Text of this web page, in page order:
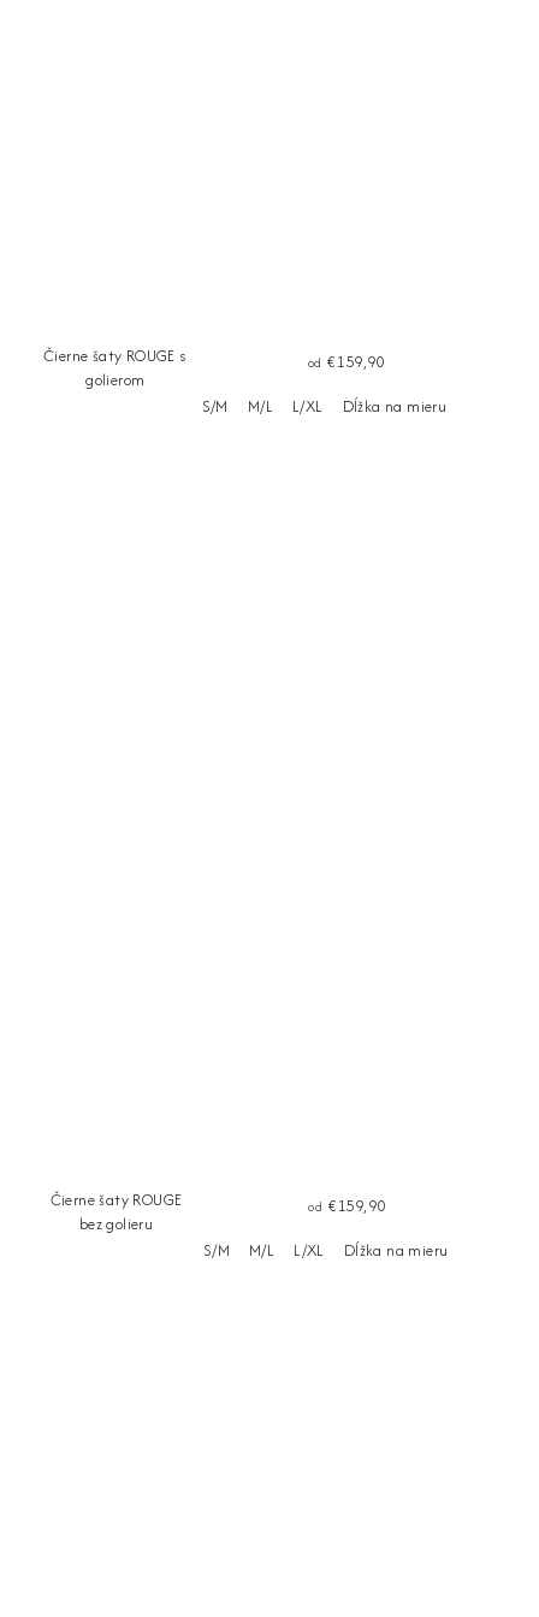
Čierne šaty ROUGE s
golierom
od €159,90
S/M
M/L L/XL Dĺžka na mieru
Čierne šaty ROUGE
bez golieru
od €159,90
S/M
M/L L/XL Dĺžka na mieru